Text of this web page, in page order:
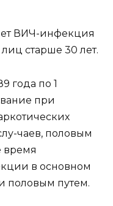
ВИЧ-инфекция
старше 30 лет.
года по 1
при
чаев, половым
время
в основном
половым путем.